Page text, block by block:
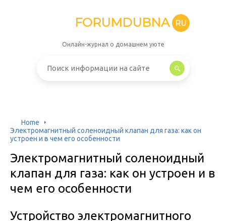
FORUMDUBNA RU
Онлайн-журнал о домашнем уюте
Home
Электромагнитный соленоидный клапан для газа: как он
устроен и в чем его особенности
Электромагнитный соленоидный
клапан для газа: как он устроен и в
чем его особенности
Устройство электромагнитного